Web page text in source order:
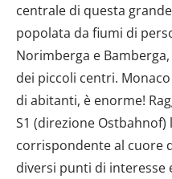
centrale di questa
popolata da fiumi di
Norimberga e
dei piccoli centri.
di abitanti, è enorme!
S1 (direzione Ostbahnof)
corrispondente al cuore
diversi punti di interesse